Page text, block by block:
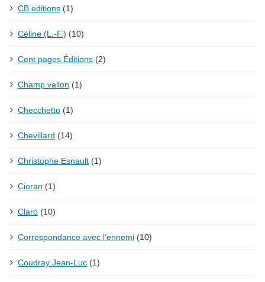
CB editions (1)
Céline (L.-F.) (10)
Cent pages Éditions (2)
Champ vallon (1)
Checchetto (1)
Chevillard (14)
Christophe Esnault (1)
Cioran (1)
Claro (10)
Correspondance avec l'ennemi (10)
Coudray Jean-Luc (1)